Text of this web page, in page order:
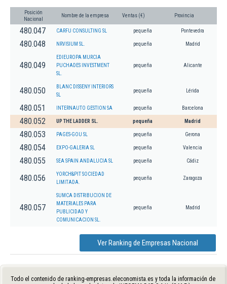
Posición
Nacional
Nombre de la empresa Ventas (€) Provincia
480.047 CARFU CONSULTING SL pequeña Pontevedra
480.048 NRVISIUM SL. pequeña Madrid
480.049
EDIEUROPA MURCIA
PUCHADES INVESTMENT
SL.
pequeña Alicante
480.050
BLANC DISSENY INTERIORS
SL
pequeña Lérida
480.051 INTERNAUTO GESTION SA pequeña Barcelona
480.052 UP THE LADDER SL. pequeña Madrid
480.053 PAGES-GOU SL pequeña Gerona
480.054 EXPO-GALERIA SL pequeña Valencia
480.055 SEA SPAIN ANDALUCIA SL pequeña Cádiz
480.056
YORCH&PIT SOCIEDAD
LIMITADA.
pequeña Zaragoza
480.057
SUMCA DISTRIBUCION DE
MATERIALES PARA
PUBLICIDAD Y
COMUNICACION SL.
pequeña Madrid
Ver Ranking de Empresas Nacional
Todo el contenido de ranking-empresas.eleconomista.es y toda la información de